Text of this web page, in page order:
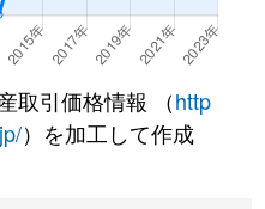
取引価格情報 （http
）を加工して作成